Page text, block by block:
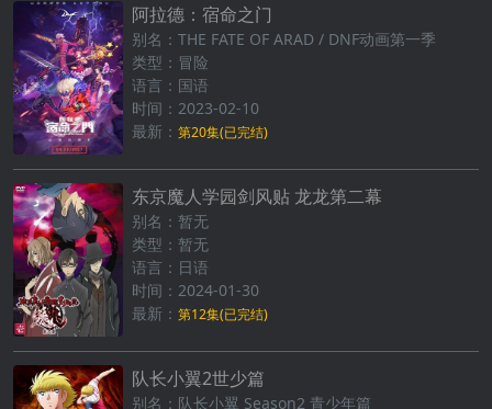
阿拉德：宿命之门
别名：THE FATE OF ARAD / DNF动画第一季
类型：冒险
语言：国语
时间：2023-02-10
最新： 第20集(已完结)
东京魔人学园剑风贴 龙龙第二幕
别名：暂无
类型：暂无
语言：日语
时间：2024-01-30
最新： 第12集(已完结)
队长小翼2世少篇
别名：队长小翼 Season2 青少年篇